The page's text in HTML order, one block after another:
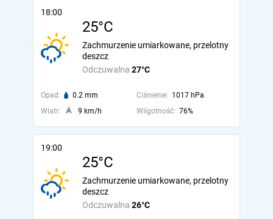
18:00
25°C
Odczuwalna 27°C
Zachmurzenie umiarkowane, przelotny
deszcz
Opad: 0.2 mm Ciśnienie: 1017 hPa
Wiatr:
9 km/h Wilgotność: 76%
19:00
25°C
Odczuwalna 26°C
Zachmurzenie umiarkowane, przelotny
deszcz